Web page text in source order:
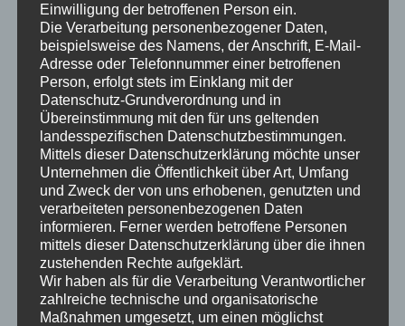
Heimkino-Projektor Kaufen in
Bremer­haven – Professionell beraten
Die beste Technik bedeutet nicht zwangsläufig das
beste Ergebnis, denn sind Raum, Technik und alle
Zubehörteile nicht exakt aufeinander abgestimmt, ist
das Endergebnis nur suboptimal. Wer schon deshalb
aufs ganze gehen will, kommt nicht drum herum einen
Heimkino-Spezialistenzu engagieren, nur dieser weiß,
worauf es ankommt, um ein professionelles Ergebnis zu
erzielen.
Einwilligung der betroffenen Person ein.
Die Verarbeitung personenbezogener Daten,
beispielsweise des Namens, der Anschrift, E-Mail-
Adresse oder Telefonnummer einer betroffenen
Person, erfolgt stets im Einklang mit der
Datenschutz-Grundverordnung und in
Übereinstimmung mit den für uns geltenden
landesspezifischen Datenschutzbestimmungen.
Mittels dieser Datenschutzerklärung möchte unser
Unternehmen die Öffentlichkeit über Art, Umfang
und Zweck der von uns erhobenen, genutzten und
verarbeiteten personenbezogenen Daten
informieren. Ferner werden betroffene Personen
mittels dieser Datenschutzerklärung über die ihnen
zustehenden Rechte aufgeklärt.
Wir haben als für die Verarbeitung Verantwortlicher
zahlreiche technische und organisatorische
Maßnahmen umgesetzt, um einen möglichst